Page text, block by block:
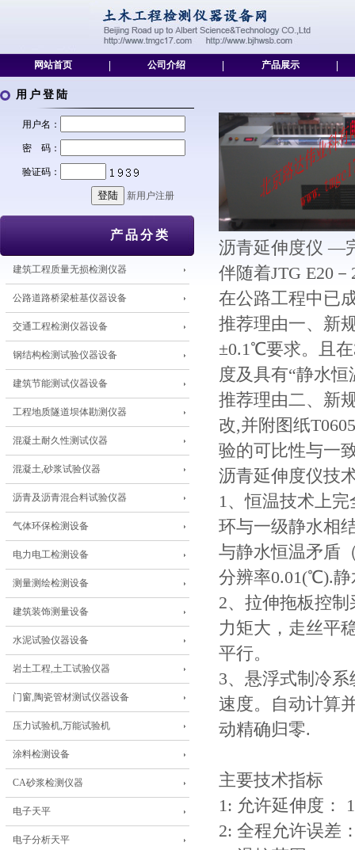
网站首页 公司介绍 产品展示
用户登陆
用户名：
密 码：
验证码：
新用户注册
产品分类
建筑工程质量无损检测仪器
公路道路桥梁桩基仪器设备
交通工程检测仪器设备
钢结构检测试验仪器设备
建筑节能测试仪器设备
工程地质隧道坝体勘测仪器
混凝土耐久性测试仪器
混凝土,砂浆试验仪器
沥青及沥青混合料试验仪器
气体环保检测设备
电力电工检测设备
测量测绘检测设备
建筑装饰测量设备
水泥试验仪器设备
岩土工程,土工试验仪器
门窗,陶瓷管材测试仪器设备
压力试验机,万能试验机
涂料检测设备
CA砂浆检测仪器
电子天平
电子分析天平
沥青延伸度仪 —
伴随着JTG E20
在公路工程中已
推荐理由一、新
±0.1℃要求。且
度及具有“静水
推荐理由二、新
改,并附图纸
验的可比性与一
沥青延伸度仪技
1、恒温技术上
环与一级静水相
与静水恒温矛盾
分辨率0.01(℃).
2、拉伸拖板控
力矩大，走丝平
平行。
3、悬浮式制冷
速度。自动计算
动精确归零.
主要技术指标
1: 允许延伸度
2: 全程允许误差